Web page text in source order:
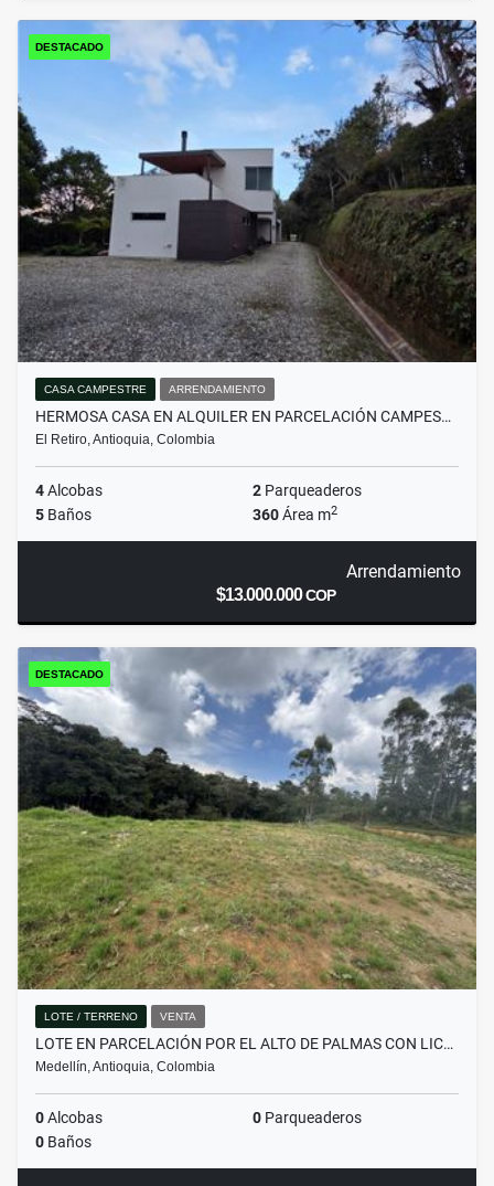
DESTACADO
CASA CAMPESTRE ARRENDAMIENTO
HERMOSA CASA EN ALQUILER EN PARCELACIÓN CAMPES…
El Retiro, Antioquia, Colombia
4Alcobas 2 Parqueaderos
5 Baños 360Área m2
Arrendamiento
$13.000.000COP
DESTACADO
LOTE / TERRENO VENTA
LOTE EN PARCELACIÓN POR EL ALTO DE PALMAS CON LIC…
Medellín, Antioquia, Colombia
0Alcobas 0 Parqueaderos
0 Baños